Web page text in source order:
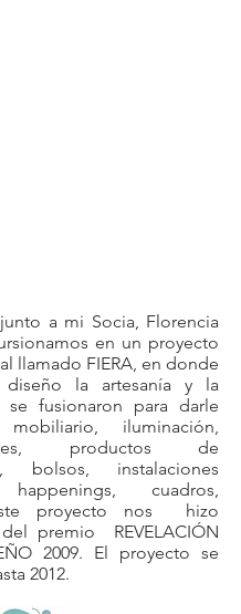
a mi Socia, Florencia
en un proyecto
llamado FIERA, en donde
la artesanía y la
se fusionaron para darle
iluminación,
productos de
bolsos, instalaciones
happenings, cuadros,
proyecto nos hizo
premio REVELACIÓN
2009. El proyecto se
2012.